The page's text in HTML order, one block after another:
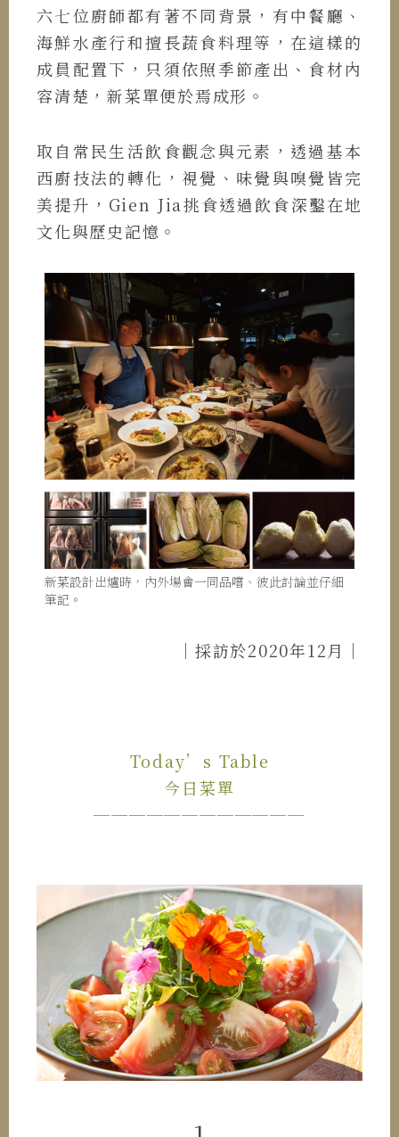
六七位廚師都有著不同背景，有中餐廳、
海鮮水產行和擅長蔬食料理等，在這樣的
成員配置下，只須依照季節產出、食材內
容清楚，新菜單便於焉成形。
取自常民生活飲食觀念與元素，透過基本
西廚技法的轉化，視覺、味覺與嗅覺皆完
美提升，Gien Jia挑食透過飲食深鑿在地
文化與歷史記憶。
新菜設計出爐時，內外場會一同品嚐、彼此討論並仔細
筆記。
｜採訪於2020年12月｜
Today’s Table
今日菜單
────────────